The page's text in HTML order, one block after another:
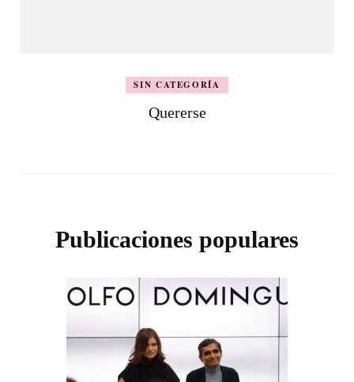
SIN CATEGORÍA
Quererse
Publicaciones populares